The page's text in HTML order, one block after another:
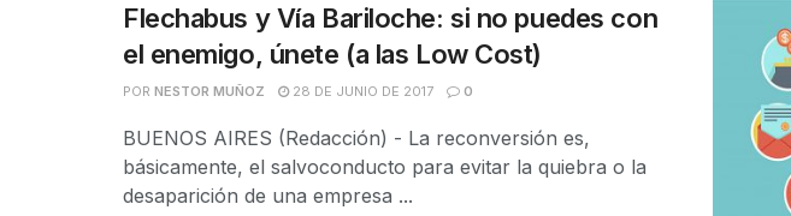
Flechabus y Vía Bariloche: si no puedes con
el enemigo, únete (a las Low Cost)
POR NESTOR MUÑOZ 28 DE JUNIO DE 2017 0
BUENOS AIRES (Redacción) - La reconversión es,
básicamente, el salvoconducto para evitar la quiebra o la
desaparición de una empresa ...